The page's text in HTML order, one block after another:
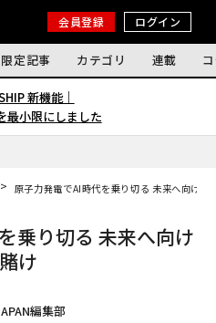
会員登録 ログイン
定記事 カテゴリ 連載
新機能｜
最小限にしました
原子力発電でAI時代を乗り切る 未来へ向けた
乗り切る 未来へ向け
け
編集部